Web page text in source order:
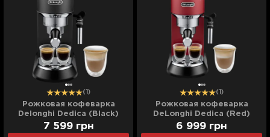
(1)
Рожковая кофеварка
Delonghi Dedica (Black)
7 599 грн
(1)
Рожковая кофеварка
DeLonghi Dedica (Red)
6 999 грн